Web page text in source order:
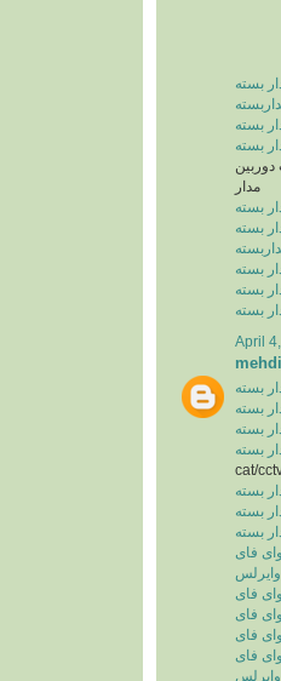
بسته
بسته
بسته
مدار
بسته
بسته
بسته
April
mehdi
بسته
cat/
بسته
فای
وایرلس
فای
فای
فای
فای